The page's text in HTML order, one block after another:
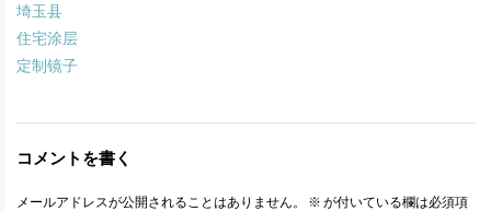
埼玉县
住宅涂层
定制镜子
コメントを書く
メールアドレスが公開されることはありません。 ※ が付いている欄は必須項